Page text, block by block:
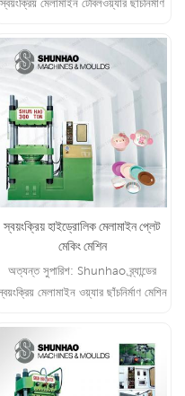
স্বয়ংক্রিয় মেলামাইন টেবিলওয়্যার ছাঁচনির্মাণ
স্বয়ংক্রিয় হাইড্রোলিক মেলামাইন প্লেট
মেকিং মেশিন
অত্যন্ত সুপারিশ: Shunhao ব্র্যান্ডের
মেলামাইন ওয়্যার ছাঁচনির্মাণ মেশিন